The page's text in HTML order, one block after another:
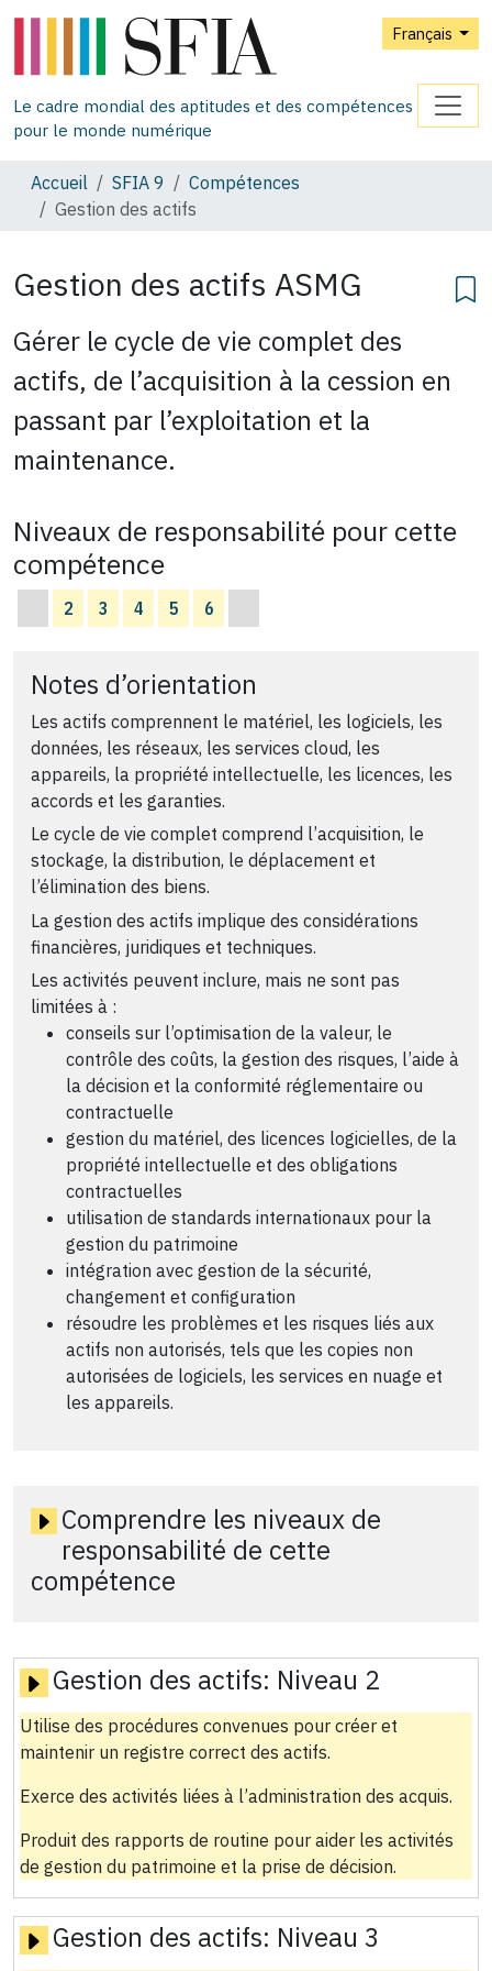
Français
Le cadre mondial des aptitudes et des compétences
pour le monde numérique
Accueil SFIA 9
Compétences
Gestion des actifs
Gestion des actifs ASMG
Gérer le cycle de vie complet des
actifs, de l’acquisition à la cession en
passant par l’exploitation et la
maintenance.
Niveaux de responsabilité pour cette
compétence
2 3 4 5 6
Notes d’orientation
Les actifs comprennent le matériel, les logiciels, les
données, les réseaux, les services cloud, les
appareils, la propriété intellectuelle, les licences, les
accords et les garanties.
Le cycle de vie complet comprend l’acquisition, le
stockage, la distribution, le déplacement et
l’élimination des biens.
La gestion des actifs implique des considérations
financières, juridiques et techniques.
Les activités peuvent inclure, mais ne sont pas
limitées à :
conseils sur l’optimisation de la valeur, le
contrôle des coûts, la gestion des risques, l’aide à
la décision et la conformité réglementaire ou
contractuelle
gestion du matériel, des licences logicielles, de la
propriété intellectuelle et des obligations
contractuelles
utilisation de standards internationaux pour la
gestion du patrimoine
intégration avec gestion de la sécurité,
changement et configuration
résoudre les problèmes et les risques liés aux
actifs non autorisés, tels que les copies non
autorisées de logiciels, les services en nuage et
les appareils.
Comprendre les niveaux de
responsabilité de cette
compétence
Gestion des actifs: Niveau 2
Utilise des procédures convenues pour créer et
maintenir un registre correct des actifs.
Exerce des activités liées à l’administration des acquis.
Produit des rapports de routine pour aider les activités
de gestion du patrimoine et la prise de décision.
Gestion des actifs: Niveau 3